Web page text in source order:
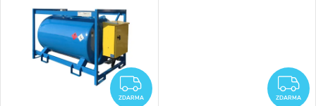
ZDARMA
ZDARMA ZDARMA